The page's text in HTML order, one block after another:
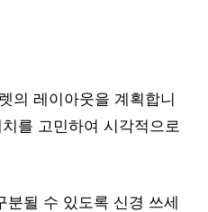
의 레이아웃을 계획합니
를 고민하여 시각적으로
분될 수 있도록 신경 쓰세